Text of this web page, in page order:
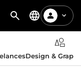
Design &